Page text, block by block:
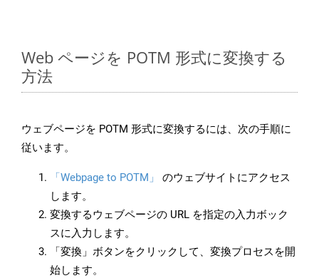
Web ページを POTM 形式に変換する
方法
ウェブページを POTM 形式に変換するには、次の手順に
従います。
「Webpage to POTM」
のウェブサイトにアクセス
します。
変換するウェブページの URL を指定の入力ボック
スに入力します。
「変換」ボタンをクリックして、変換プロセスを開
始します。